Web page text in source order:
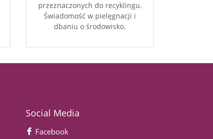
przeznaczonych do recyklingu.
Świadomość w pielęgnacji i
dbaniu o środowisko.
Social Media
Facebook